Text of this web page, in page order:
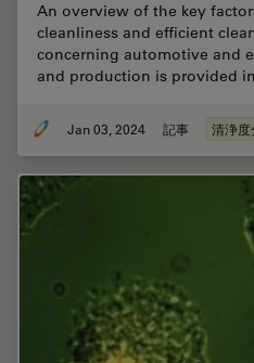
An overview of the key
cleanliness and efficient
concerning automotive and
and production is provided
Jan 03, 2024 記事 清浄度